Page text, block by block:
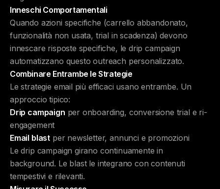
Inneschi Comportamentali
Quando azioni specifiche (carrello abbandonato,
funzionalità non usata, trial in scadenza) devono
innescare risposte specifiche, le drip campaign
automatizzano questo outreach personalizzato.
Combinare Entrambe le Strategie
Le strategie email più efficaci usano entrambe. Un
approccio tipico:
Drip campaign per onboarding, conversione trial e ri-
engagement
Email blast per newsletter, annunci e promozioni
Le drip campaign girano continuamente in
background. Le blast le integrano con contenuti
tempestivi e rilevanti.